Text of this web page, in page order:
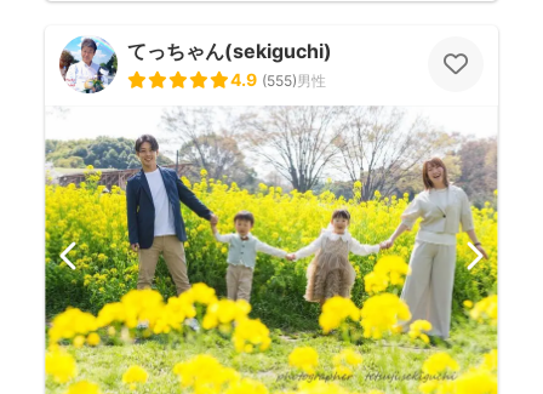
てっちゃん(sekiguchi)
4.9 (555)男性